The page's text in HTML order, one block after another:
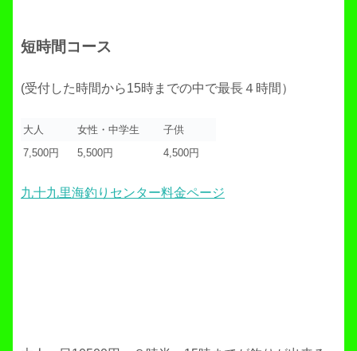
短時間コース
(受付した時間から15時までの中で最長４時間）
大人 女性・中学生
子供
7,500円
5,500円 4,500円
九十九里海釣りセンター料金ページ